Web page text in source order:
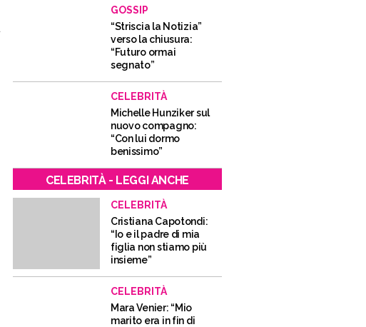
GOSSIP
“Striscia la Notizia”
verso la chiusura:
“Futuro ormai
segnato”
CELEBRITÀ
Michelle Hunziker sul
nuovo compagno:
“Con lui dormo
benissimo”
CELEBRITÀ - LEGGI ANCHE
CELEBRITÀ
Cristiana Capotondi:
“Io e il padre di mia
figlia non stiamo più
insieme”
CELEBRITÀ
Mara Venier: “Mio
marito era in fin di